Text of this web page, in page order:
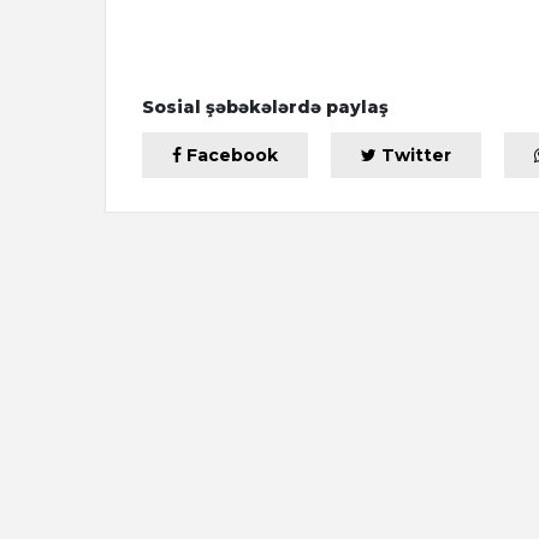
Sosial şəbəkələrdə paylaş
Facebook Twitter